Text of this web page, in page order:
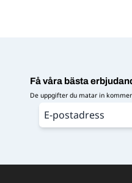
Få våra bästa
De uppgifter du matar in